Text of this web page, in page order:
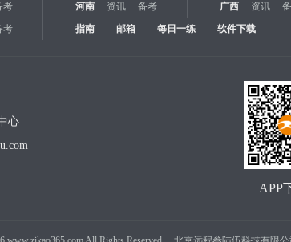
考 河南 资讯 备考 广西 资讯
考 指南 邮箱 每日一练 软件下载
心
APP